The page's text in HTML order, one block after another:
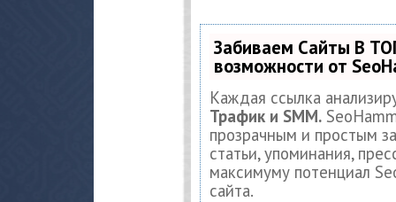
Забиваем Сайты В
возможности от
Каждая ссылка
Трафик и SMM.
прозрачным и простым
статьи, упоминания,
максимуму потенциал
сайта.